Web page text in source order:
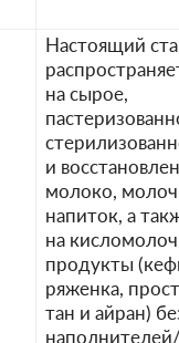
Настоящий
на сырое,
и
молоко,
напиток, а
на
продукты
ряженка,
тан и айран)
наполнителей/